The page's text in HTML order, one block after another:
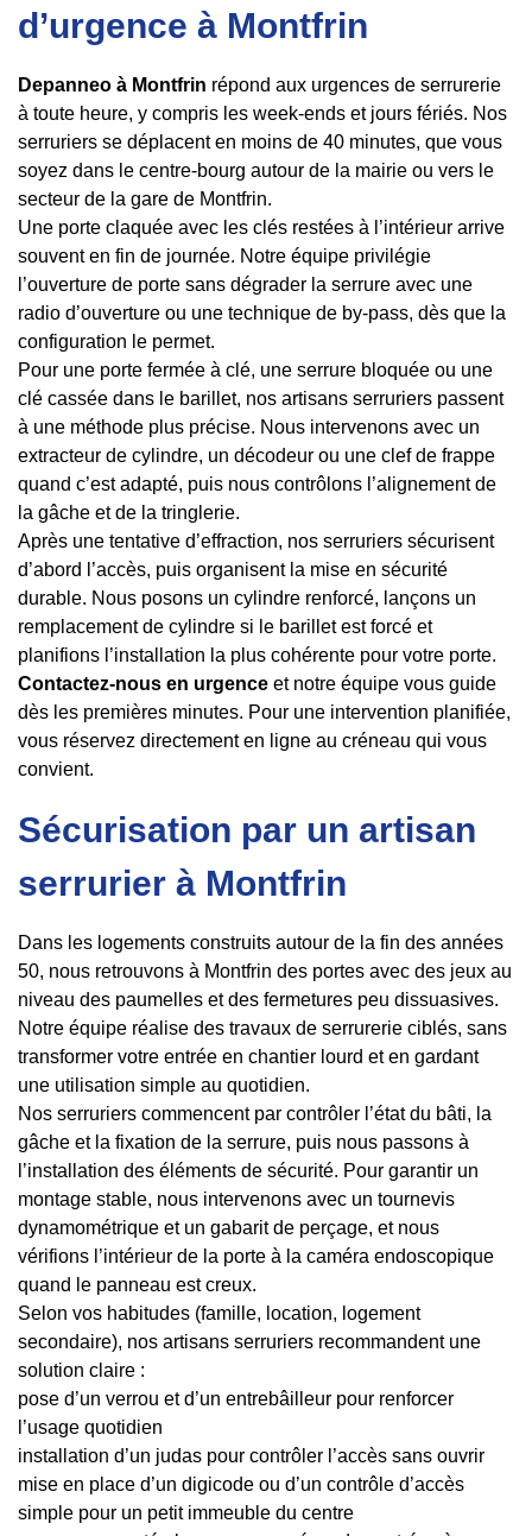
d’urgence à Montfrin
Depanneo à Montfrin répond aux urgences de serrurerie
à toute heure, y compris les week-ends et jours fériés. Nos
serruriers se déplacent en moins de 40 minutes, que vous
soyez dans le centre-bourg autour de la mairie ou vers le
secteur de la gare de Montfrin.
Une porte claquée avec les clés restées à l’intérieur arrive
souvent en fin de journée. Notre équipe privilégie
l’ouverture de porte sans dégrader la serrure avec une
radio d’ouverture ou une technique de by-pass, dès que la
configuration le permet.
Pour une porte fermée à clé, une serrure bloquée ou une
clé cassée dans le barillet, nos artisans serruriers passent
à une méthode plus précise. Nous intervenons avec un
extracteur de cylindre, un décodeur ou une clef de frappe
quand c’est adapté, puis nous contrôlons l’alignement de
la gâche et de la tringlerie.
Après une tentative d’effraction, nos serruriers sécurisent
d’abord l’accès, puis organisent la mise en sécurité
durable. Nous posons un cylindre renforcé, lançons un
remplacement de cylindre si le barillet est forcé et
planifions l’installation la plus cohérente pour votre porte.
Contactez-nous en urgence et notre équipe vous guide
dès les premières minutes. Pour une intervention planifiée,
vous réservez directement en ligne au créneau qui vous
convient.
Sécurisation par un artisan
serrurier à Montfrin
Dans les logements construits autour de la fin des années
50, nous retrouvons à Montfrin des portes avec des jeux au
niveau des paumelles et des fermetures peu dissuasives.
Notre équipe réalise des travaux de serrurerie ciblés, sans
transformer votre entrée en chantier lourd et en gardant
une utilisation simple au quotidien.
Nos serruriers commencent par contrôler l’état du bâti, la
gâche et la fixation de la serrure, puis nous passons à
l’installation des éléments de sécurité. Pour garantir un
montage stable, nous intervenons avec un tournevis
dynamométrique et un gabarit de perçage, et nous
vérifions l’intérieur de la porte à la caméra endoscopique
quand le panneau est creux.
Selon vos habitudes (famille, location, logement
secondaire), nos artisans serruriers recommandent une
solution claire :
pose d’un verrou et d’un entrebâilleur pour renforcer
l’usage quotidien
installation d’un judas pour contrôler l’accès sans ouvrir
mise en place d’un digicode ou d’un contrôle d’accès
simple pour un petit immeuble du centre